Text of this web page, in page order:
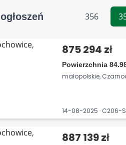
ogłoszeń 356
875 294 zł
Powierzchnia
małopolskie,
14-08-2025 · C206-
887 139 zł